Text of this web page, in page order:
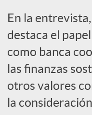
o
c
i
En la
destaca el
como banca
las finanzas
otros valores
la